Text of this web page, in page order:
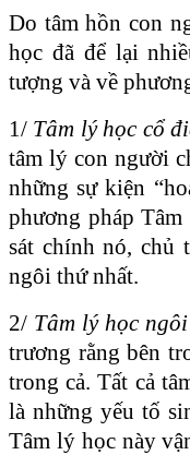
Do tâm hồn con
học đã để lại
tượng và về
1/ Tâm lý học cổ
tâm lý con người
những sự kiện
phương pháp
sát chính nó, chủ
ngôi thứ nhất.
2/ Tâm lý học
trương rằng bên
trong cả. Tất cả
là những yếu tố
Tâm lý học này